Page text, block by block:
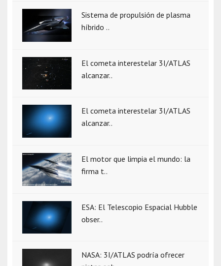
Sistema de propulsión de plasma
híbrido ..
El cometa interestelar 3I/ATLAS
alcanzar..
El cometa interestelar 3I/ATLAS
alcanzar..
El motor que limpia el mundo: la
firma t..
ESA: El Telescopio Espacial Hubble
obser..
NASA: 3I/ATLAS podría ofrecer